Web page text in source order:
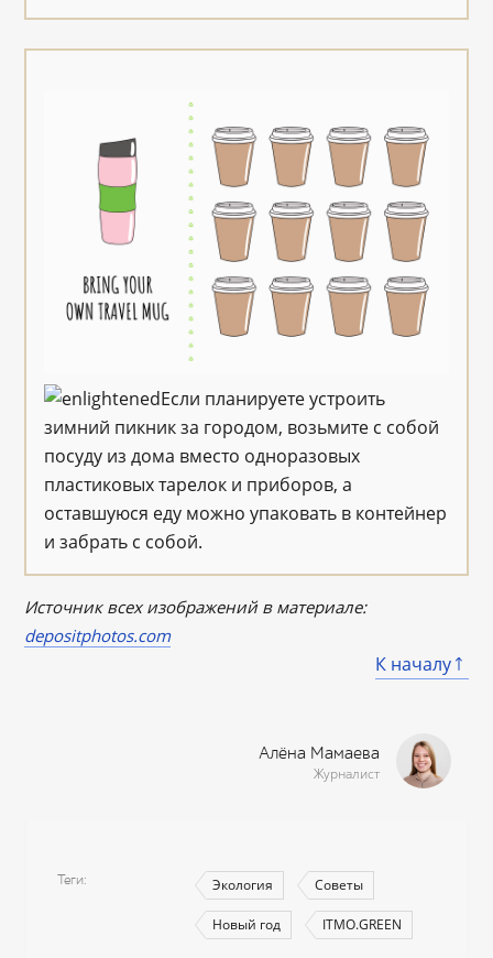
Если планируете устроить
зимний пикник за городом, возьмите с собой
посуду из дома вместо одноразовых
пластиковых тарелок и приборов, а
оставшуюся еду можно упаковать в контейнер
и забрать с собой.
Источник всех изображений в материале:
depositphotos.com
К началу
Алёна Мамаева
Журналист
Теги Экология Советы
Новый год ITMO.GREEN